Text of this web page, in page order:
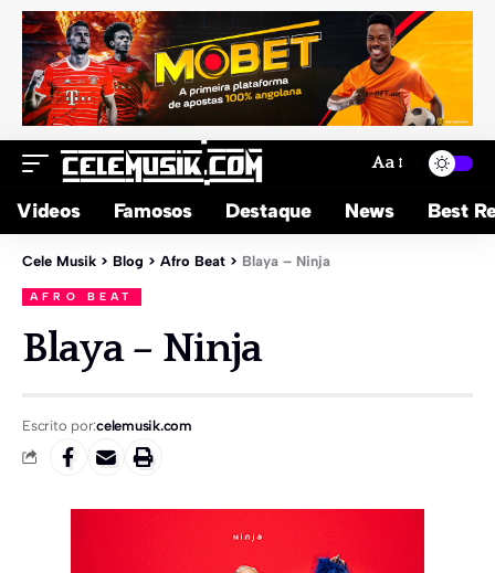
Aa
Videos Famosos Destaque News Best
Cele Musik > Blog > Afro Beat > Blaya – Ninja
AFRO BEAT
Blaya – Ninja
Escrito por:celemusik.com